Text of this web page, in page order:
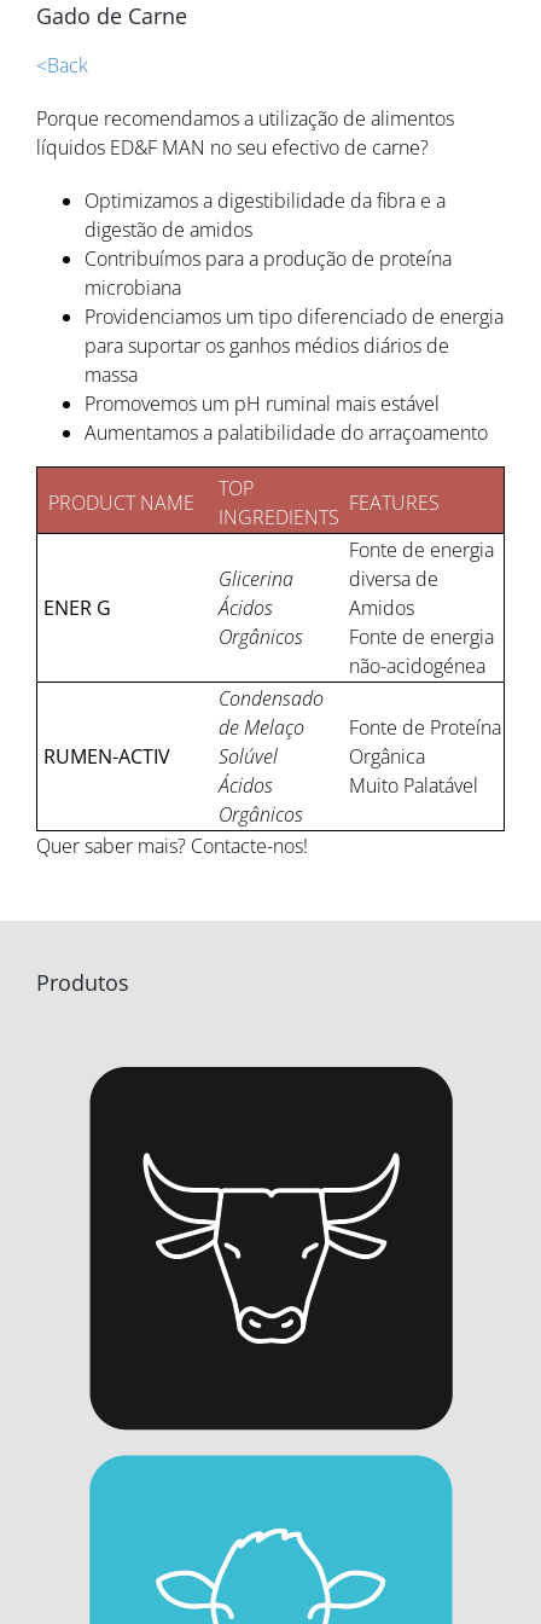
Gado de Carne
<Back
Porque recomendamos a utilização de alimentos
líquidos ED&F MAN no seu efectivo de carne?
Optimizamos a digestibilidade da fibra e a
digestão de amidos
Contribuímos para a produção de proteína
microbiana
Providenciamos um tipo diferenciado de energia
para suportar os ganhos médios diários de
massa
Promovemos um pH ruminal mais estável
Aumentamos a palatibilidade do arraçoamento
PRODUCT NAME
TOP
INGREDIENTS
FEATURES
ENER G
Glicerina
Ácidos
Orgânicos
Fonte de energia
diversa de
Amidos
Fonte de energia
não-acidogénea
RUMEN-ACTIV
Condensado
de Melaço
Solúvel
Ácidos
Orgânicos
Fonte de Proteína
Orgânica
Muito Palatável
Quer saber mais? Contacte-nos!
Produtos